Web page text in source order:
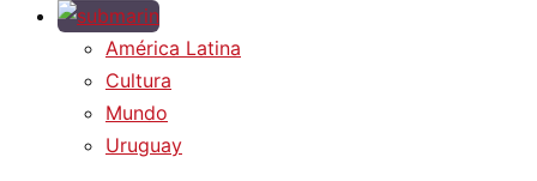
América Latina
Cultura
Mundo
Uruguay